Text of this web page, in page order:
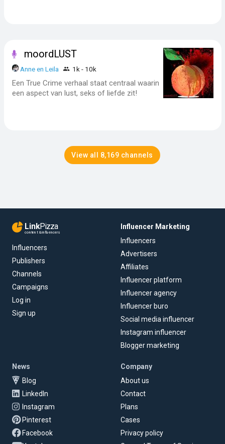
moordLUST
Anne en Leila 1k - 10k
Een True Crime verhaal staat centraal waarin
een aspect van lust, seks of liefde zit!
View all 8,169 channels
LinkPizza
content & influencers
Influencers
Publishers
Channels
Campaigns
Log in
Sign up
Influencer Marketing
Influencers
Advertisers
Affiliates
Influencer platform
Influencer agency
Influencer buro
Social media influencer
Instagram influencer
Blogger marketing
News
Blog
LinkedIn
Instagram
Pinterest
Facebook
Company
About us
Contact
Plans
Cases
Privacy policy